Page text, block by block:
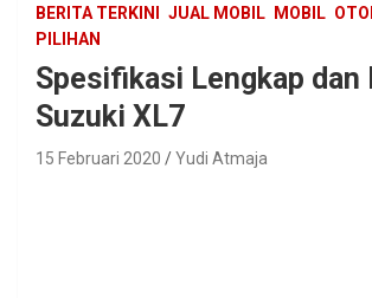
BERITA TERKINI JUAL MOBIL MOBIL
PILIHAN
Spesifikasi Lengkap dan
Suzuki XL7
15 Februari 2020 Yudi Atmaja